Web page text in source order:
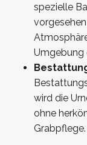
spezielle
Umgebung
wird die
ohne
Grabpflege.